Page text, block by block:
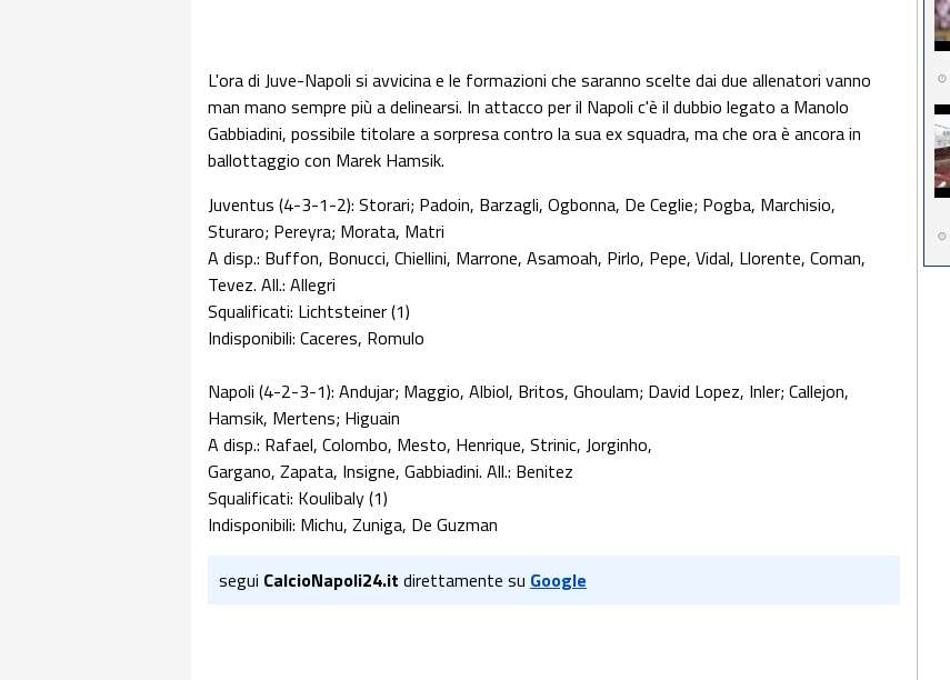
L'ora di Juve-Napoli si avvicina e le formazioni che saranno scelte dai due allenatori vanno
man mano sempre più a delinearsi. In attacco per il Napoli c'è il dubbio legato a Manolo
Gabbiadini, possibile titolare a sorpresa contro la sua ex squadra, ma che ora è ancora in
ballottaggio con Marek Hamsik.
Juventus (4-3-1-2): Storari; Padoin, Barzagli, Ogbonna, De Ceglie; Pogba, Marchisio,
Sturaro; Pereyra; Morata, Matri
A disp.: Buffon, Bonucci, Chiellini, Marrone, Asamoah, Pirlo, Pepe, Vidal, Llorente, Coman,
Tevez. All.: Allegri
Squalificati: Lichtsteiner (1)
Indisponibili: Caceres, Romulo
Napoli (4-2-3-1): Andujar; Maggio, Albiol, Britos, Ghoulam; David Lopez, Inler; Callejon,
Hamsik, Mertens; Higuain
A disp.: Rafael, Colombo, Mesto, Henrique, Strinic, Jorginho,
Gargano, Zapata, Insigne, Gabbiadini. All.: Benitez
Squalificati: Koulibaly (1)
Indisponibili: Michu, Zuniga, De Guzman
segui CalcioNapoli24.it direttamente su Google